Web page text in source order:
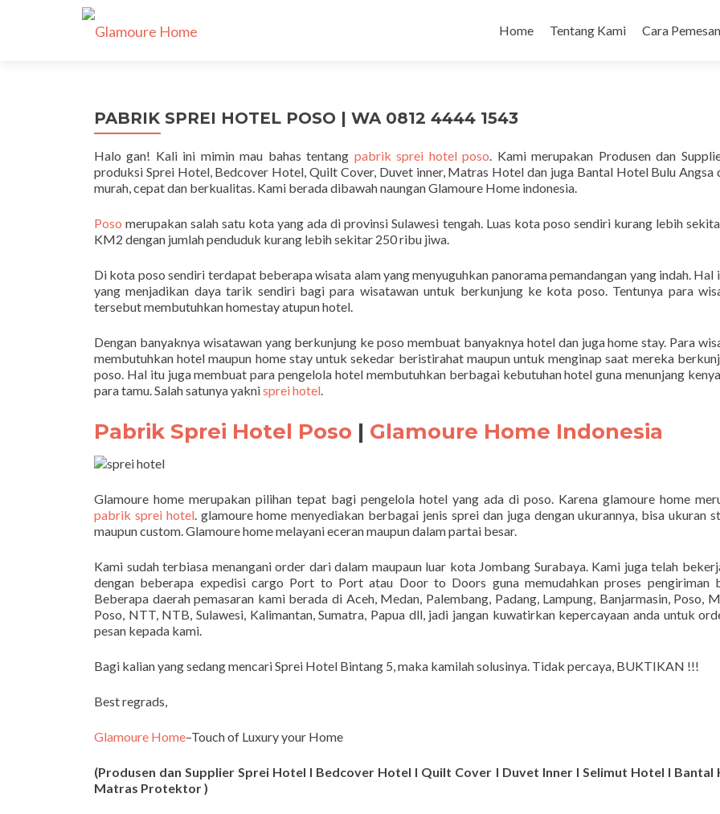
Home Tentang Kami Cara
PABRIK SPREI HOTEL POSO | WA 0812 4444 1543
Halo gan! Kali ini mimin mau bahas tentang pabrik sprei hotel poso. Kami merupakan Produsen dan
produksi Sprei Hotel, Bedcover Hotel, Quilt Cover, Duvet inner, Matras Hotel dan juga Bantal Hotel Bulu Angsa
murah, cepat dan berkualitas. Kami berada dibawah naungan Glamoure Home indonesia.
Poso merupakan salah satu kota yang ada di provinsi Sulawesi tengah. Luas kota poso sendiri kurang lebih
KM2 dengan jumlah penduduk kurang lebih sekitar 250 ribu jiwa.
Di kota poso sendiri terdapat beberapa wisata alam yang menyuguhkan panorama pemandangan yang indah. Hal
yang menjadikan daya tarik sendiri bagi para wisatawan untuk berkunjung ke kota poso. Tentunya para
tersebut membutuhkan homestay atupun hotel.
Dengan banyaknya wisatawan yang berkunjung ke poso membuat banyaknya hotel dan juga home stay. Para
membutuhkan hotel maupun home stay untuk sekedar beristirahat maupun untuk menginap saat mereka
poso. Hal itu juga membuat para pengelola hotel membutuhkan berbagai kebutuhan hotel guna menunjang
para tamu. Salah satunya yaknisprei hotel.
Pabrik Sprei Hotel Poso | Glamoure Home Indonesia
Glamoure home merupakan pilihan tepat bagi pengelola hotel yang ada di poso. Karena glamoure home
pabrik sprei hotel. glamoure home menyediakan berbagai jenis sprei dan juga dengan ukurannya, bisa ukuran
maupun custom. Glamoure home melayani eceran maupun dalam partai besar.
Kami sudah terbiasa menangani order dari dalam maupaun luar kota Jombang Surabaya. Kami juga telah
dengan beberapa expedisi cargo Port to Port atau Door to Doors guna memudahkan proses pengiriman
Beberapa daerah pemasaran kami berada di Aceh, Medan, Palembang, Padang, Lampung, Banjarmasin, Poso,
Poso, NTT, NTB, Sulawesi, Kalimantan, Sumatra, Papua dll, jadi jangan kuwatirkan kepercayaan anda untuk
pesan kepada kami.
Bagi kalian yang sedang mencari Sprei Hotel Bintang 5, maka kamilah solusinya. Tidak percaya, BUKTIKAN !!!
Best regrads,
Glamoure Home–Touch of Luxury your Home
(Produsen dan Supplier Sprei Hotel I Bedcover Hotel I Quilt Cover I Duvet Inner I Selimut Hotel I Bantal
Matras Protektor )